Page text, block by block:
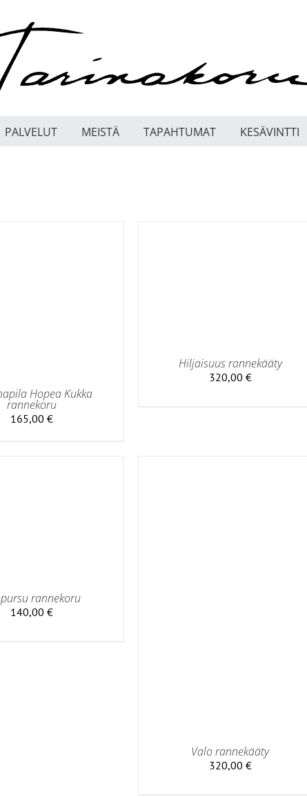
PALVELUT MEISTÄ TAPAHTUMAT KESÄVINTTI
Hopea Kukka
rannekoru
165,00 €
Hiljaisuus rannekääty
320,00 €
rannekoru
140,00 €
/ LISÄTIEDOT
Valo rannekääty
320,00 €